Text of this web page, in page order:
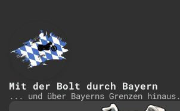
Mit der Bolt durch Bayern
... und über Bayerns Grenzen hinaus.